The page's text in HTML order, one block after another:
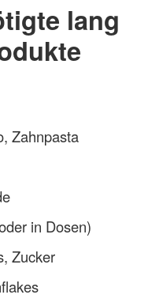
lang
Zahnpasta
in Dosen)
Zucker